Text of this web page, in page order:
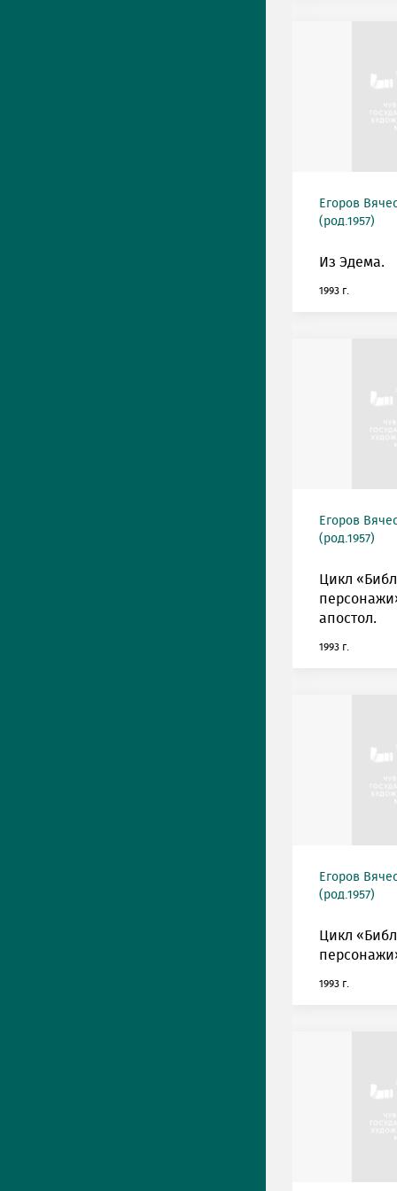
Егоров
(род.1957)
Из Эдема.
1993 г.
Егоров
(род.1957)
Цикл
апостол.
1993 г.
Егоров
(род.1957)
Цикл
1993 г.